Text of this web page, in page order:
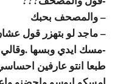
– والمصحف بحبك
– ماجد لو بتهزر قول
-مسك ايدي وبسها
طبعا انتو عارفين